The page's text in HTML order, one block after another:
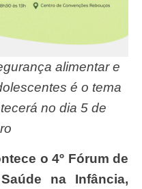
é o tema
no dia 5 de
na Infância,